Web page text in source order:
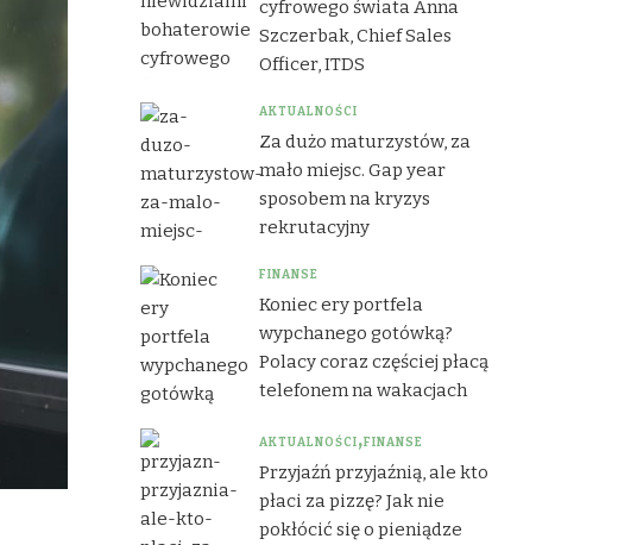
cyfrowego świata Anna
Szczerbak, Chief Sales
Officer, ITDS
AKTUALNOŚCI
Za dużo maturzystów, za
mało miejsc. Gap year
sposobem na kryzys
rekrutacyjny
FINANSE
Koniec ery portfela
wypchanego gotówką?
Polacy coraz częściej płacą
telefonem na wakacjach
AKTUALNOŚCI FINANSE
Przyjaźń przyjaźnią, ale kto
płaci za pizzę? Jak nie
pokłócić się o pieniądze